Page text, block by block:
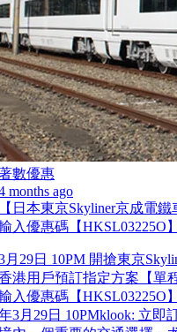
數優惠
months ago
日本東京Skyliner京成電
入優惠碼【HKSL03225O
月29日 10PM 開搶東京
港用戶預訂指定方案【單
入優惠碼【HKSL03225O
3月29日 10PMklook: 立即